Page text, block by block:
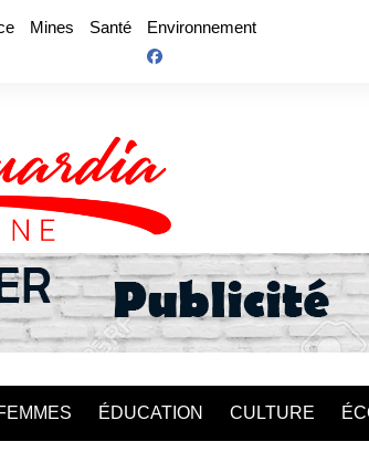
Mines Santé Environnement
ÉDUCATION CULTURE